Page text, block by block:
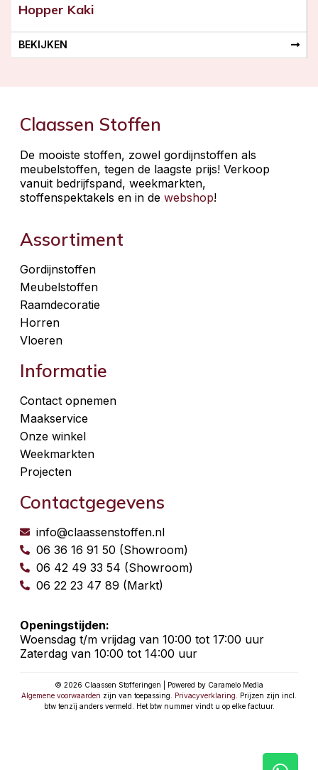
Hopper Kaki
BEKIJKEN
Claassen Stoffen
De mooiste stoffen, zowel gordijnstoffen als
meubelstoffen, tegen de laagste prijs! Verkoop
vanuit bedrijfspand, weekmarkten,
stoffenspektakels en in de webshop!
Assortiment
Gordijnstoffen
Meubelstoffen
Raamdecoratie
Horren
Vloeren
Informatie
Contact opnemen
Maakservice
Onze winkel
Weekmarkten
Projecten
Contactgegevens
info@claassenstoffen.nl
06 36 16 91 50 (Showroom)
06 42 49 33 54 (Showroom)
06 22 23 47 89 (Markt)
Openingstijden:
Woensdag t/m vrijdag van 10:00 tot 17:00 uur
Zaterdag van 10:00 tot 14:00 uur
© 2026 Claassen Stofferingen | Powered by Caramelo Media
Algemene voorwaarden zijn van toepassing. Privacyverklaring . Prijzen zijn incl.
btw tenzij anders vermeld. Het btw nummer vindt u op elke factuur.